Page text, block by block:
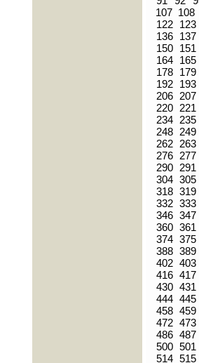
107 108
122
123
136
137
150
151
164
165
178
179
192
193
206 207
220
221
234
235
248
249
262
263
276
277
290
291
304 305
318 319
332 333
346 347
360 361
374 375
388 389
402 403
416 417
430 431
444 445
458 459
472 473
486 487
500 501
514 515